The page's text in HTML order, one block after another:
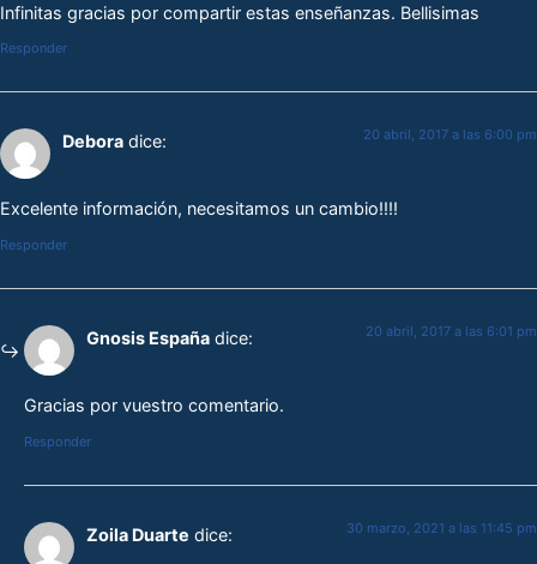
Infinitas gracias por compartir estas enseñanzas. Bellisimas
Responder
Debora dice: 20 abril, 2017 a las 6:00 pm
Excelente información, necesitamos un cambio!!!!
Responder
Gnosis España dice: 20 abril, 2017 a las 6:01 pm
Gracias por vuestro comentario.
Responder
Zoila Duarte dice: 30 marzo, 2021 a las 11:45 pm